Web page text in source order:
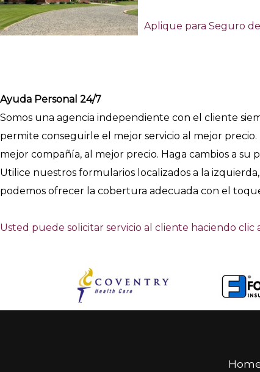
Aplique para Seguro
Ayuda Personal 24/7
Somos una agencia independiente con el cliente
permite conseguirle el mejor servicio al mejor
mejor compañía, al mejor precio. Haga cambios a
Utilice nuestros formularios localizados a la
podemos ofrecer la cobertura adecuada con el
Usted puede solicitar servicio al cliente haciendo clic